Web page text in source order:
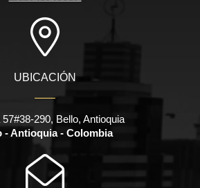
UBICACIÓN
290, Bello, Antioquia
- Antioquia - Colombia